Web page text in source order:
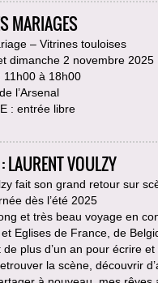
MARIAGES
– Vitrines touloises
dimanche 2 novembre 2025
11h00 à 18h00
l’Arsenal
: entrée libre
LAURENT VOULZY
fait son grand retour sur
dès l’été 2025
et très beau voyage en
Eglises de France, de
plus d’un an pour écrire et
la scène, découvrir